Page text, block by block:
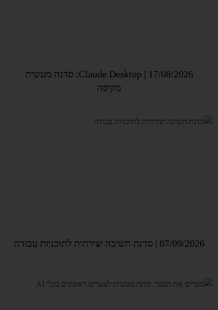
17/08/2026 | Claude Desktop: סדנה מעשית
מקיפה
07/09/2026 | סדנת חשיבה יצירתית לתוכניות עבודה